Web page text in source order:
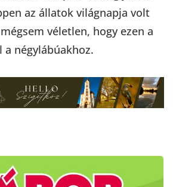
az állatok világnapja volt
véletlen, hogy ezen a
négylábúakhoz.